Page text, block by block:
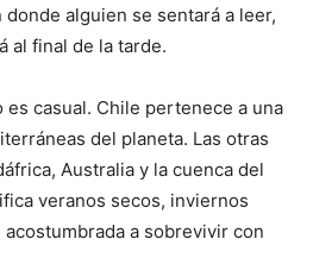
alguien se sentará a leer,
al final de la tarde.
casual. Chile pertenece a una
del planeta. Las otras
Australia y la cuenca del
veranos secos, inviernos
a sobrevivir con